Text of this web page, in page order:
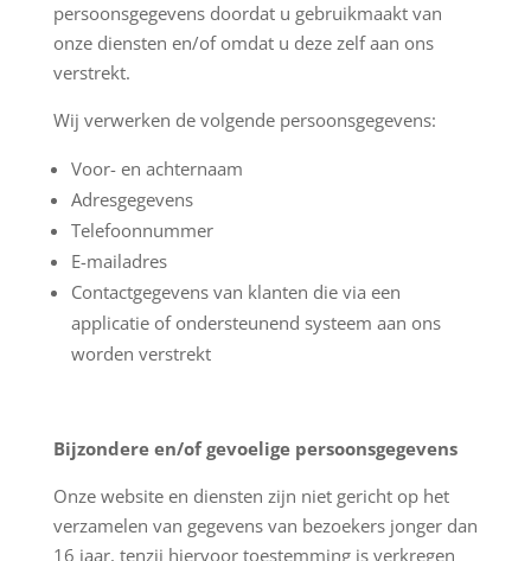
persoonsgegevens doordat u gebruikmaakt van
onze diensten en/of omdat u deze zelf aan ons
verstrekt.
Wij verwerken de volgende persoonsgegevens:
Voor- en achternaam
Adresgegevens
Telefoonnummer
E-mailadres
Contactgegevens van klanten die via een
applicatie of ondersteunend systeem aan ons
worden verstrekt
Bijzondere en/of gevoelige persoonsgegevens
Onze website en diensten zijn niet gericht op het
verzamelen van gegevens van bezoekers jonger dan
16 jaar, tenzij hiervoor toestemming is verkregen